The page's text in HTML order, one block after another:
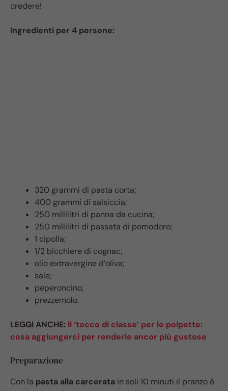
credere!
Ingredienti per 4 persone:
320 grammi di pasta corta;
400 grammi di salsiccia;
250 millilitri di panna da cucina;
250 millilitri di passata di pomodoro;
1 cipolla;
1/2 bicchiere di cognac;
olio extravergine d’oliva;
sale;
peperoncino;
prezzemolo.
LEGGI ANCHE: Il ‘tocco di classe’ per le polpette:
cosa aggiungerci per renderle ancor più gustose
Preparazione
Con la pasta alla carcerata in soli 10 minuti il pranzo è